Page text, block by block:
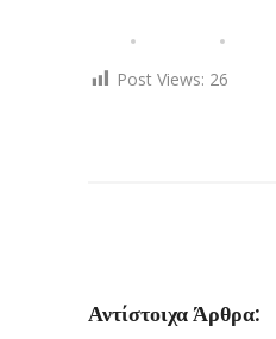
Post Views: 26
Αντίστοιχα Άρθρα: